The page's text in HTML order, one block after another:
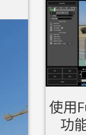
使用
功